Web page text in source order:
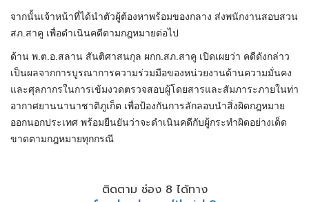
จากนั้นเจ้าหน้าที่ได้นำตัวผู้ต้องหาพร้อมของกลาง ส่งพนักงานสอบสวน
สภ.สาคู เพื่อดำเนินคดีตามกฎหมายต่อไป
ด้าน พ.ต.อ.สลาน สันติศาสนกุล ผกก.สภ.สาคู เปิดเผยว่า คดีดังกล่าว
เป็นผลจากการบูรณาการความร่วมมือของหน่วยงานด้านความมั่นคง
และศุลกากรในการเข้มงวดตรวจสอบผู้โดยสารและสัมภาระภายในท่า
อากาศยานนานาชาติภูเก็ต เพื่อป้องกันการลักลอบนำสิ่งผิดกฎหมาย
ออกนอกประเทศ พร้อมยืนยันว่าจะดำเนินคดีกับผู้กระทำผิดอย่างเด็ด
ขาดตามกฎหมายทุกกรณี
ติดตาม ช่อง 8 ได้ทาง